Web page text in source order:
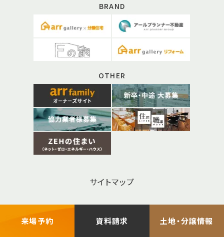
BRAND
OTHER
サイトマップ
来場予約 資料請求 土地・分譲情報